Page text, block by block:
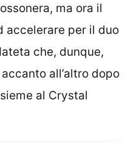
ma ora il
accelerare per il duo
che, dunque,
all’altro dopo
al Crystal